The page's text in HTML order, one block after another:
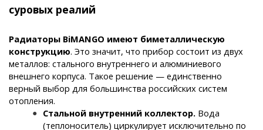
суровых реалий
Радиаторы BiMANGO имеют биметаллическую
конструкцию. Это значит, что прибор состоит из двух
металлов: стального внутреннего и алюминиевого
внешнего корпуса. Такое решение — единственно
верный выбор для большинства российских систем
отопления.
Стальной внутренний коллектор. Вода
(теплоноситель) циркулирует исключительно по